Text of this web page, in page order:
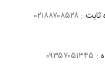
ثابت :
: